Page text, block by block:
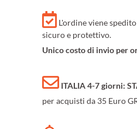
L'ordine viene
sicuro e protettivo.
Unico costo di invio per
ITALIA 4-7 giorni:
per acquisti da 35 Euro